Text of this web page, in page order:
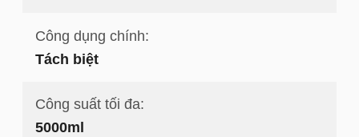
Công dụng chính:
Tách biệt
Công suất tối đa:
5000ml